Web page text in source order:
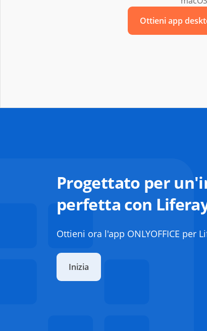
Ottieni app
Progettato per
perfetta con
Ottieni ora l'app ONLYOFFICE per
Inizia